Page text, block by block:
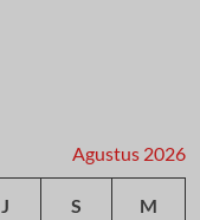
Agustus 2026
J S M